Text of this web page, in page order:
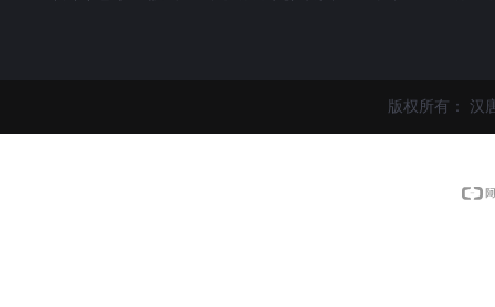
版权所有： 汉
更易引起健康问题。所以重视潮害，采取合适的预防措施，将